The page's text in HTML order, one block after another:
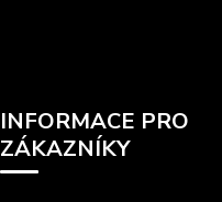
INFORMACE PRO
ZÁKAZNÍKY